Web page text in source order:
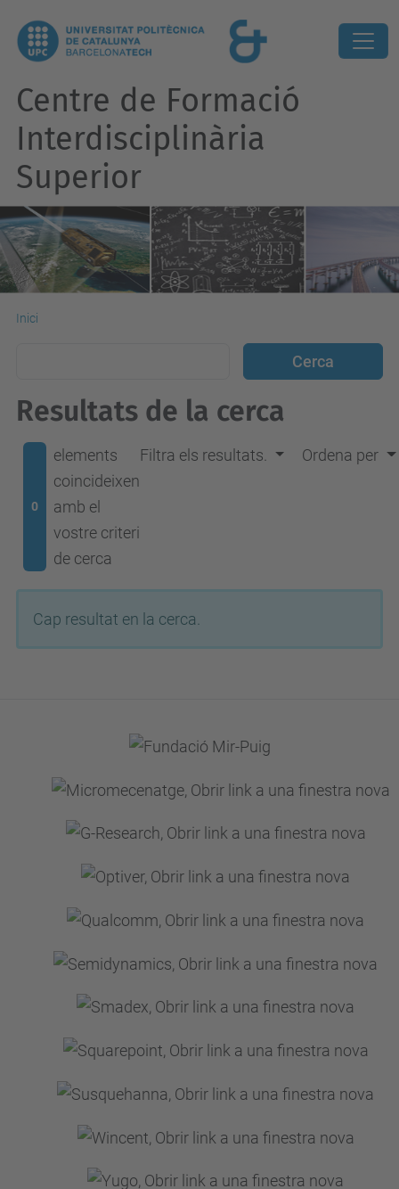
Centre de Formació
Interdisciplinària
Superior
Inici
Resultats de la cerca
0
elements
coincideixen
amb el
vostre criteri
de cerca
Filtra els resultats. Ordena per
Cap resultat en la cerca.